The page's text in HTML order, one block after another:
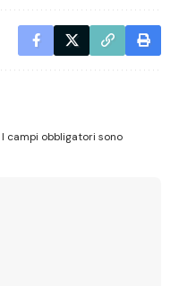
I campi obbligatori sono